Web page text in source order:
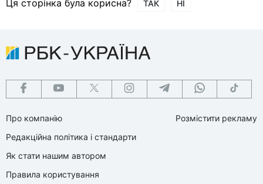
Ця сторінка була корисна? ТАК НІ
Про компанію
Редакційна політика і стандарти
Як стати нашим автором
Правила користування
Розмістити рекламу